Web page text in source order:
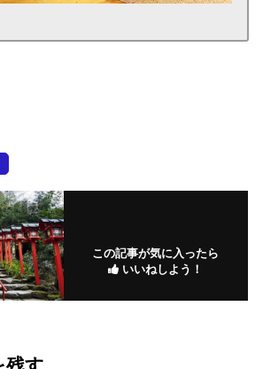
この記事が気に入ったら
いいねしよう！